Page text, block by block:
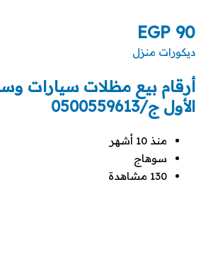
EGP 90
ديكورات منزل
أرقام بيع مظلات سيارات
الأول ج/0500559613
منذ 10 أشهر
سوهاج
130 مشاهدة